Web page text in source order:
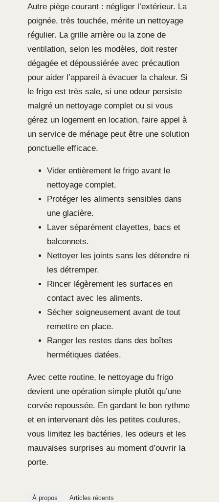
Autre piège courant : négliger l’extérieur. La
poignée, très touchée, mérite un nettoyage
régulier. La grille arrière ou la zone de
ventilation, selon les modèles, doit rester
dégagée et dépoussiérée avec précaution
pour aider l’appareil à évacuer la chaleur. Si
le frigo est très sale, si une odeur persiste
malgré un nettoyage complet ou si vous
gérez un logement en location, faire appel à
un service de ménage peut être une solution
ponctuelle efficace.
Vider entièrement le frigo avant le
nettoyage complet.
Protéger les aliments sensibles dans
une glacière.
Laver séparément clayettes, bacs et
balconnets.
Nettoyer les joints sans les détendre ni
les détremper.
Rincer légèrement les surfaces en
contact avec les aliments.
Sécher soigneusement avant de tout
remettre en place.
Ranger les restes dans des boîtes
hermétiques datées.
Avec cette routine, le nettoyage du frigo
devient une opération simple plutôt qu’une
corvée repoussée. En gardant le bon rythme
et en intervenant dès les petites coulures,
vous limitez les bactéries, les odeurs et les
mauvaises surprises au moment d’ouvrir la
porte.
À propos Articles récents